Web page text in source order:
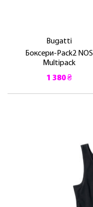
Bugatti
Боксери-Pack2 NOS
Multipack
1 380 ₴